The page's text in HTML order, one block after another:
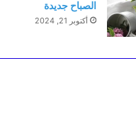
الصباح جديدة
أكتوبر 21, 2024